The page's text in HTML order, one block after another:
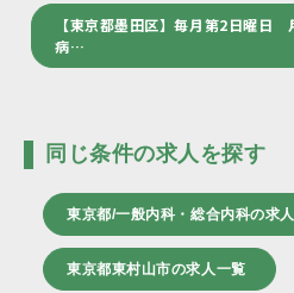
【東京都墨田区】毎月第2日曜
病…
同じ条件の求人を探す
東京都/一般内科・総合内科の求
東京都東村山市の求人一覧